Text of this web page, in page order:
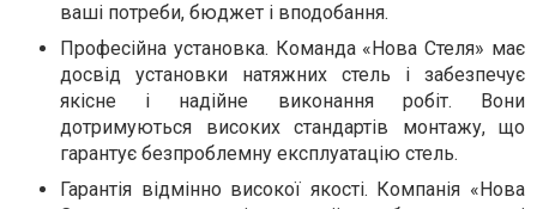
ваші потреби, бюджет і вподобання.
Професійна установка. Команда «Нова Стеля» має
досвід установки натяжних стель і забезпечує
якісне і надійне виконання робіт. Вони
дотримуються високих стандартів монтажу, що
гарантує безпроблемну експлуатацію стель.
Гарантія відмінно високої якості. Компанія «Нова